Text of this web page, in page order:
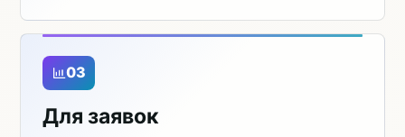
03
Для заявок